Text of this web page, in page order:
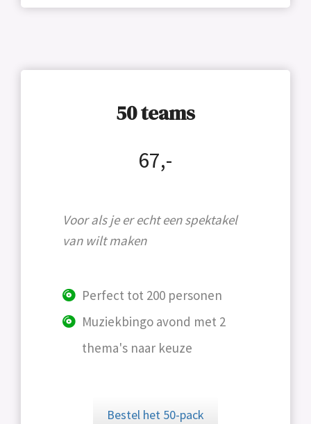
50 teams
67,-
Voor als je er echt een spektakel
van wilt maken
Perfect tot 200 personen
Muziekbingo avond met 2
thema's naar keuze
Bestel het 50-pack